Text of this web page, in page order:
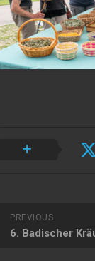
PREVIOUS
6. Badischer